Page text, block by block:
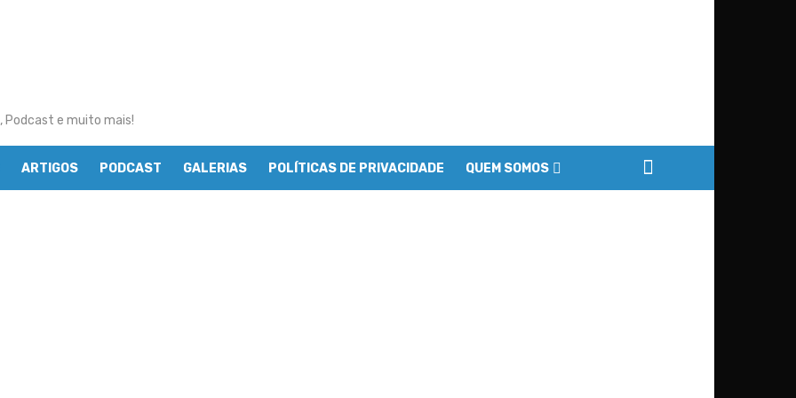
Podcast e muito mais!
ARTIGOS PODCAST GALERIAS POLÍTICAS DE PRIVACIDADE QUEM SOMOS